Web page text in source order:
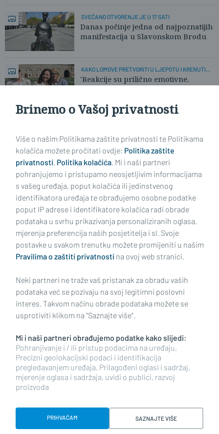
SVEČANO OTVORENJE JE U 17 SATI
Danas počinje jedna od najpoznatijih
manifestacija u Slavonskom Brodu
KAKO LOMOVE PRETVORITI U LJEPOTU I KRENUTI
DALJE
'Reakcije su prilično emotivne.
Impressum Uvjeti korištenja Politika privatnosti
Politika kolačića Kontakt Pritužbe Suradnici
Oglašavanje
RUBRIKE
BRODSKO-POSAVSKA ŽUPANIJA
POŽEŠKO-SLAVONSKA ŽUPANIJA
Brinemo o Vašoj privatnosti
Više o našim Politikama zaštite privatnosti te Politikama
kolačića možete pročitati ovdje: Politika zaštite
privatnosti, Politika kolačića. Mi i naši partneri
pohranjujemo i pristupamo neosjetljivim informacijama
s vašeg uređaja, poput kolačića ili jedinstvenog
identifikatora uređaja te obrađujemo osobne podatke
poput IP adrese i identifikatore kolačića radi obrade
podataka u svrhu prikazivanja personaliziranih oglasa,
mjerenja preferencija naših posjetitelja i sl. Svoje
postavke u svakom trenutku možete promijeniti u našim
Pravilima o zaštiti privatnosti na ovoj web stranici.
Neki partneri ne traže vaš pristanak za obradu vaših
podataka već se pozivaju na svoj legitimni poslovni
interes. Takvom načinu obrade podataka možete se
usprotiviti klikom na "Saznajte više".
Mi i naši partneri obrađujemo podatke kako slijedi:
Pohranjivanje i / ili pristup podacima na uređaju,
Precizni geolokacijski podaci i identifikacija
pregledavanjem uređaja, Prilagođeni oglasi i sadržaj,
mjerenje oglasa i sadržaja, uvidi o publici, razvoj
proizvoda
PRIHVAĆAM SAZNAJTE VIŠE